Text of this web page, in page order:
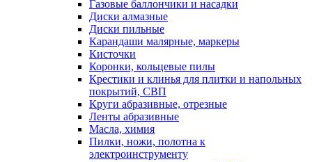
Газовые баллончики и насадки
Диски алмазные
Диски пильные
Карандаши малярные, маркеры
Кисточки
Коронки, кольцевые пилы
Крестики и клинья для плитки и напольных
покрытий, СВП
Круги абразивные, отрезные
Ленты абразивные
Масла, химия
Пилки, ножи, полотна к
электроинструменту